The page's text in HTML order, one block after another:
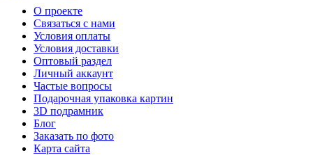
О проекте
Связаться с нами
Условия оплаты
Условия доставки
Оптовый раздел
Личный аккаунт
Частые вопросы
Подарочная упаковка картин
3D подрамник
Блог
Заказать по фото
Карта сайта